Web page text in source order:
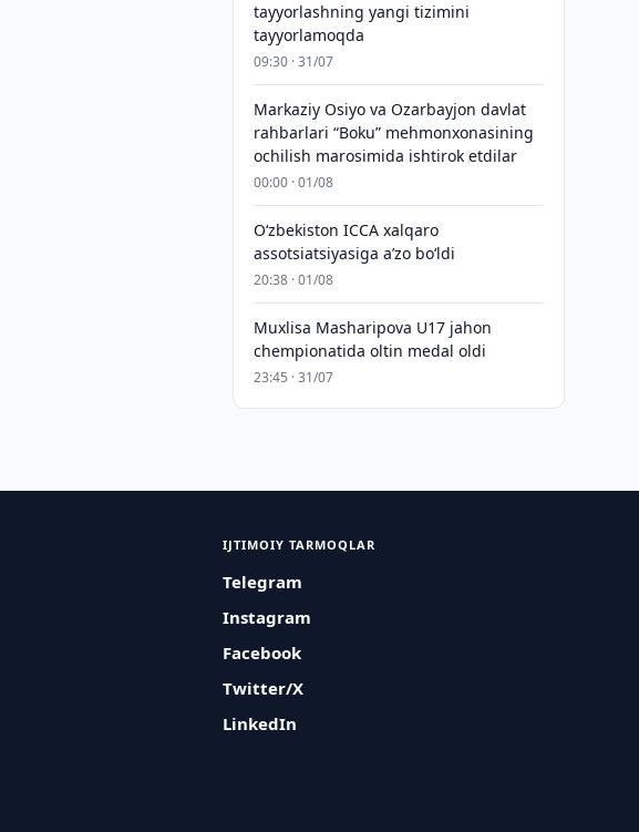
tayyorlashning yangi tizimini
tayyorlamoqda
09:30 · 31/07
Markaziy Osiyo va Ozarbayjon davlat
rahbarlari “Boku” mehmonxonasining
ochilish marosimida ishtirok etdilar
00:00 · 01/08
O‘zbekiston ICCA xalqaro
assotsiatsiyasiga aʼzo bo‘ldi
20:38 · 01/08
Muxlisa Masharipova U17 jahon
chempionatida oltin medal oldi
23:45 · 31/07
IJTIMOIY TARMOQLAR
Telegram
Instagram
Facebook
Twitter/X
LinkedIn